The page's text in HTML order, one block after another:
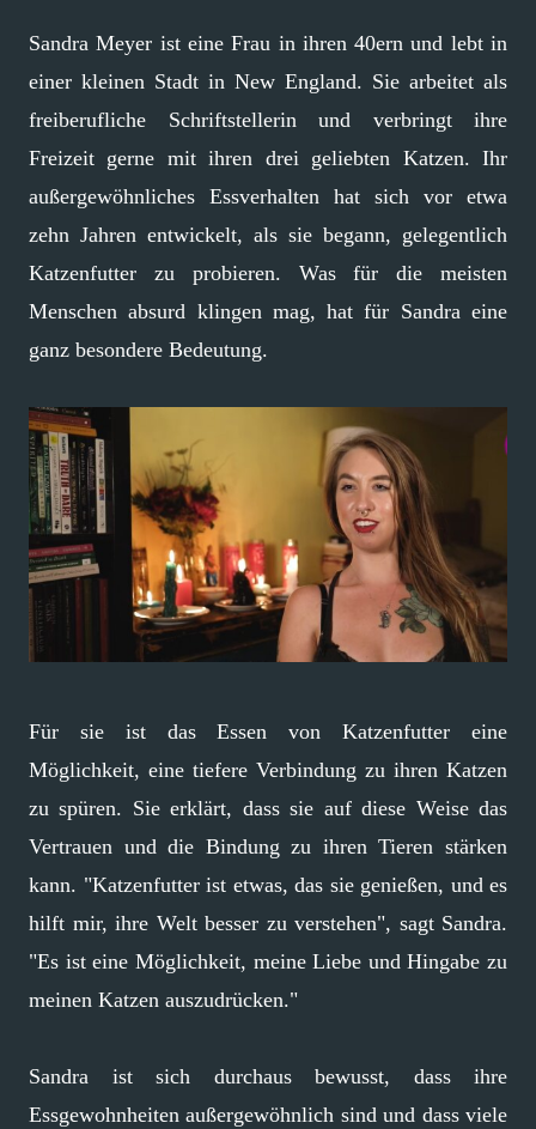
Sandra Meyer ist eine Frau in ihren 40ern und lebt in
einer kleinen Stadt in New England. Sie arbeitet als
freiberufliche Schriftstellerin und verbringt ihre
Freizeit gerne mit ihren drei geliebten Katzen. Ihr
außergewöhnliches Essverhalten hat sich vor etwa
zehn Jahren entwickelt, als sie begann, gelegentlich
Katzenfutter zu probieren. Was für die meisten
Menschen absurd klingen mag, hat für Sandra eine
ganz besondere Bedeutung.
Für sie ist das Essen von Katzenfutter eine
Möglichkeit, eine tiefere Verbindung zu ihren Katzen
zu spüren. Sie erklärt, dass sie auf diese Weise das
Vertrauen und die Bindung zu ihren Tieren stärken
kann. "Katzenfutter ist etwas, das sie genießen, und es
hilft mir, ihre Welt besser zu verstehen", sagt Sandra.
"Es ist eine Möglichkeit, meine Liebe und Hingabe zu
meinen Katzen auszudrücken."
Sandra ist sich durchaus bewusst, dass ihre
Essgewohnheiten außergewöhnlich sind und dass viele